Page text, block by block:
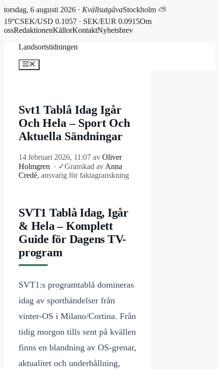
torsdag, 6 augusti 2026 · KvällsutgåvaStockholm ⛅
19°CSEK/USD 0.1057 · SEK/EUR 0.0915Om
ossRedaktionenKällorKontaktNyhetsbrev
Landsortstidningen
Meny
Svt1 Tablå Idag Igår
Och Hela – Sport Och
Aktuella Sändningar
14 februari 2026, 11:07 av Oliver
Holmgren
· ✓Granskad av Anna
Credé, ansvarig för faktagranskning
SVT1 Tablå Idag, Igår
& Hela – Komplett
Guide för Dagens TV-
program
SVT1:s programtablå domineras
idag av sporthändelser från
vinter-OS i Milano/Cortina. Från
tidig morgon tills sent på kvällen
finns en blandning av OS-grenar,
aktualitet och underhållning,